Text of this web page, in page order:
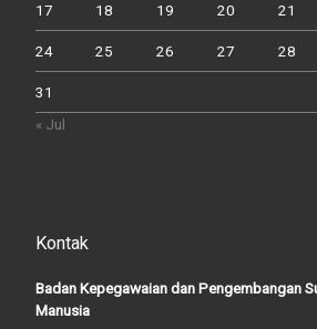
17 18 19 20 21
24 25 26 27 28
31
« Jul
Kontak
Badan Kepegawaian dan Pengembangan
Manusia